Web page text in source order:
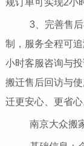
3、完善售后
制，服务全程可
小时客服咨询与
搬迁售后回访与
迁更安心、更省心
南京大众搬家